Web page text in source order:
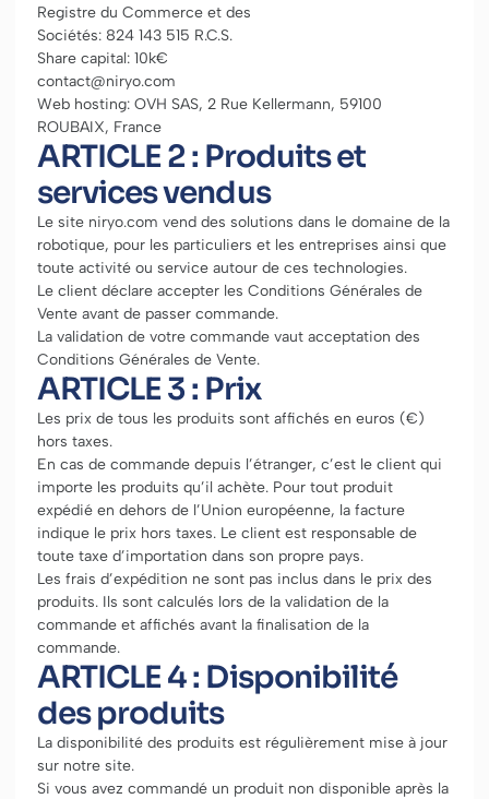
Registre du Commerce et des
Sociétés: 824 143 515 R.C.S.
Share capital: 10k€
contact@niryo.com
Web hosting: OVH SAS, 2 Rue Kellermann, 59100
ROUBAIX, France
ARTICLE 2 : Produits et
services vendus
Le site niryo.com vend des solutions dans le domaine de la
robotique, pour les particuliers et les entreprises ainsi que
toute activité ou service autour de ces technologies.
Le client déclare accepter les Conditions Générales de
Vente avant de passer commande.
La validation de votre commande vaut acceptation des
Conditions Générales de Vente.
ARTICLE 3 : Prix
Les prix de tous les produits sont affichés en euros (€)
hors taxes.
En cas de commande depuis l’étranger, c’est le client qui
importe les produits qu’il achète. Pour tout produit
expédié en dehors de l’Union européenne, la facture
indique le prix hors taxes. Le client est responsable de
toute taxe d’importation dans son propre pays.
Les frais d’expédition ne sont pas inclus dans le prix des
produits. Ils sont calculés lors de la validation de la
commande et affichés avant la finalisation de la
commande.
ARTICLE 4 : Disponibilité
des produits
La disponibilité des produits est régulièrement mise à jour
sur notre site.
Si vous avez commandé un produit non disponible après la